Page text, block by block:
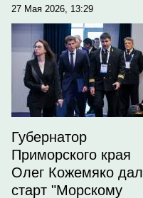
27 Мая 2026, 13:29
Губернатор
Приморского края
Олег Кожемяко дал
старт "Морскому